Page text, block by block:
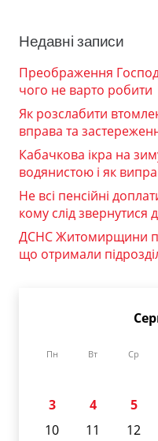
Недавні записи
Преображення
чого не варто робити
Як розслабити
вправа та
Кабачкова ікра на
водянистою і як
Не всі пенсійні
кому слід звернутися
ДСНС Житомирщини
що отримали
Пн Вт Ср
3
4 5
10
11 12